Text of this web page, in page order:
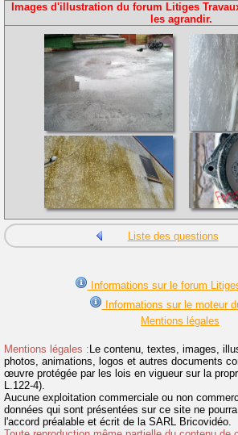
Images d'illustration du forum Litiges
les agrandir.
Liste des questions
Informations sur le forum
Informations sur le moteur
Mentions légales
Mentions légales : Le contenu, textes, images,
photos, animations, logos et autres documents
œuvre protégée par les lois en vigueur sur la
L.122-4).
Aucune exploitation commerciale ou non
données qui sont présentées sur ce site ne
l'accord préalable et écrit de la SARL Bricovidéo.